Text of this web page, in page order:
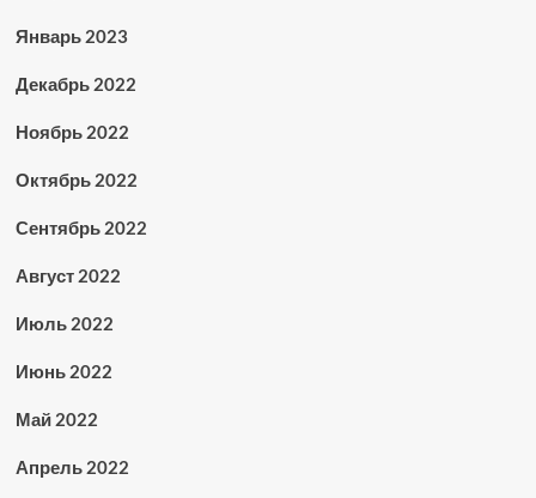
Январь 2023
Декабрь 2022
Ноябрь 2022
Октябрь 2022
Сентябрь 2022
Август 2022
Июль 2022
Июнь 2022
Май 2022
Апрель 2022